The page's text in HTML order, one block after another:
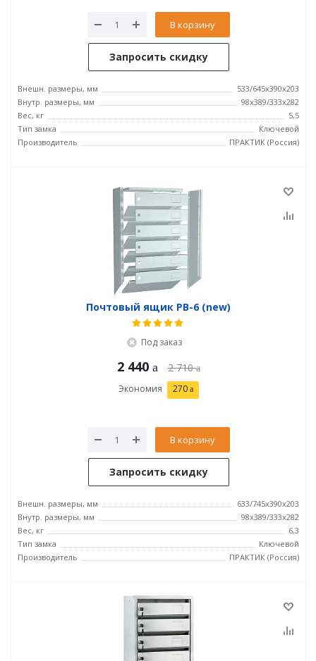
В корзину
Запросить скидку
Внешн. размеры, мм
533/645x390x203
Внутр. размеры, мм
98x389/333x282
Вес, кг
5,5
Тип замка
Ключевой
Производитель
ПРАКТИК (Россия)
Почтовый ящик PB-6 (new)
Под заказ
2 440 2 710
Экономия 270
В корзину
Запросить скидку
Внешн. размеры, мм
633/745x390x203
Внутр. размеры, мм
98x389/333x282
Вес, кг
6,3
Тип замка
Ключевой
Производитель
ПРАКТИК (Россия)